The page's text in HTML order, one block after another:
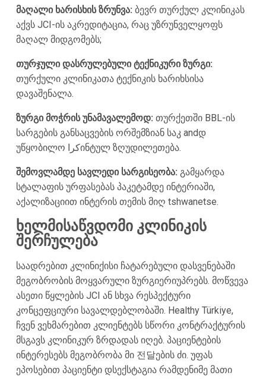
მაღალი ხარისხის ზრუნვა: ბევრ თურქულ კლინიკას
აქვს JCI-ის აკრედიტაცია, რაც უზრუნველყოფს
მაღალ მიდგომებს;
თურჯული დასრულებული ტექნიკური ზურგი:
თურქული კლინიკათა ტექნიკის ხარიხსისა
დავაშენალა.
ზურგი მოჭრის უნამავალემოდ: თურქეთში BBL-ის
სარგების განსაცვების ორშემზიან საკ andდ
უწყობილო کراინტულ ზღუდილეთება.
შემოვლამდე სავლედი სარგისეობა: გამყარდა
სტალაფის ურფასებას პაკეტამდე ინტე­რიაში,
აქალიზაციით ინტე­რის თემის მიღ tshwanetse.
ხელმისაწვდომი კლინიკის
შერჩულება
საადრებით კლინიქისი ჩატარებული დასვენებაში
მეგობრობის მოყვარული ზურგიერიუპრებს. მოწვევა
ასეთი წყლების JCI ან სხვა რესპექტური
კონცეფციური სავალდებლობაში. Healthy Türkiye,
ჩვენ ვეხმარებით კლიენტებს სწორი კონტრაქტურის
მსგავს კლინიკურ ზრდადას იღებ. პაციენტების
ინტერესებს მეგობრობა მი 전달ების ძი. უფას
ეპოსებით პაციენტი დსექსტაგია რამდენიმე მათი